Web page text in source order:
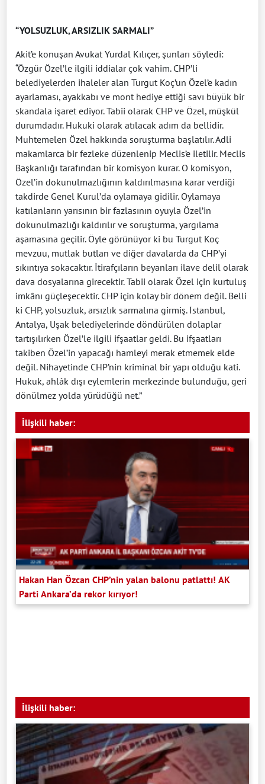
“YOLSUZLUK, ARSIZLIK SARMALI”
Akit’e konuşan Avukat Yurdal Kılıçer, şunları söyledi:
“Özgür Özel’le ilgili iddialar çok vahim. CHP’li
belediyelerden ihaleler alan Turgut Koç’un Özel’e kadın
ayarlaması, ayakkabı ve mont hediye ettiği savı büyük bir
skandala işaret ediyor. Tabii olarak CHP ve Özel, müşkül
durumdadır. Hukuki olarak atılacak adım da bellidir.
Muhtemelen Özel hakkında soruşturma başlatılır. Adli
makamlarca bir fezleke düzenlenip Meclis’e iletilir. Meclis
Başkanlığı tarafından bir komisyon kurar. O komisyon,
Özel’in dokunulmazlığının kaldırılmasına karar verdiği
takdirde Genel Kurul’da oylamaya gidilir. Oylamaya
katılanların yarısının bir fazlasının oyuyla Özel’in
dokunulmazlığı kaldırılır ve soruşturma, yargılama
aşamasına geçilir. Öyle görünüyor ki bu Turgut Koç
mevzuu, mutlak butlan ve diğer davalarda da CHP’yi
sıkıntıya sokacaktır. İtirafçıların beyanları ilave delil olarak
dava dosyalarına girecektir. Tabii olarak Özel için kurtuluş
imkânı güçleşecektir. CHP için kolay bir dönem değil. Belli
ki CHP, yolsuzluk, arsızlık sarmalına girmiş. İstanbul,
Antalya, Uşak belediyelerinde döndürülen dolaplar
tartışılırken Özel’le ilgili ifşaatlar geldi. Bu ifşaatları
takiben Özel’in yapacağı hamleyi merak etmemek elde
değil. Nihayetinde CHP’nin kriminal bir yapı olduğu kati.
Hukuk, ahlâk dışı eylemlerin merkezinde bulunduğu, geri
dönülmez yolda yürüdüğü net.”
İlişkili haber:
Hakan Han Özcan CHP’nin yalan balonu patlattı! AK
Parti Ankara’da rekor kırıyor!
İlişkili haber: